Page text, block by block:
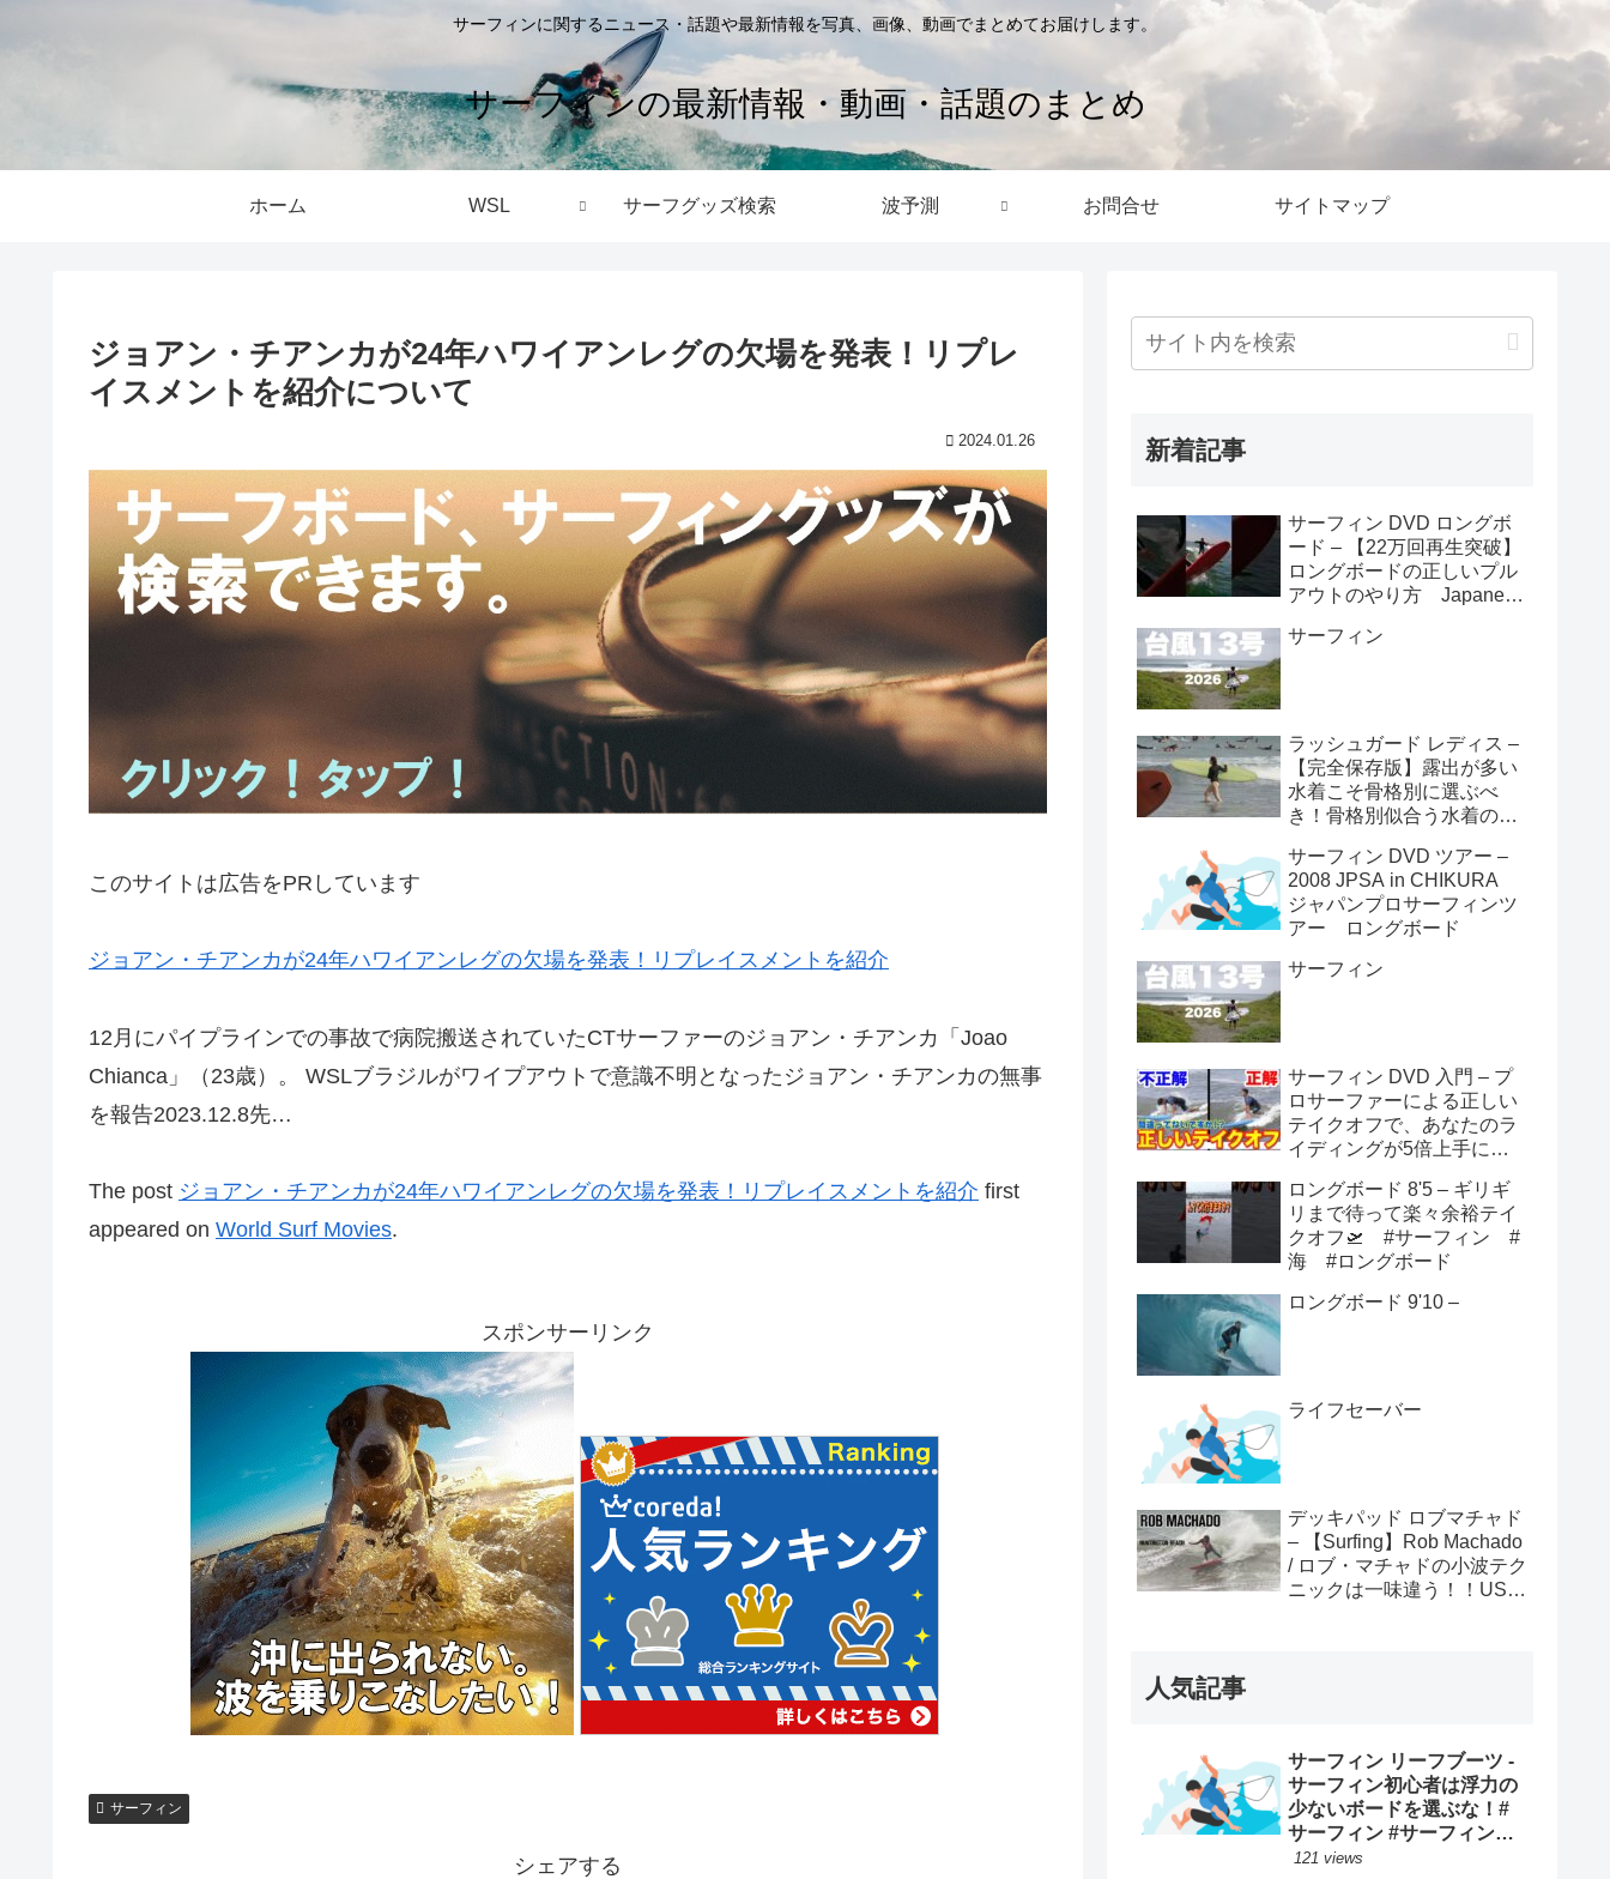
サーフィンに関するニュース・話題や最新情報を写真、画像、動画でまとめてお届けします。
サーフィンの最新情報・動画・話題のまとめ
ホーム WSL サーフグッズ検索 波予測 お問合せ サイトマップ
ジョアン・チアンカが24年ハワイアンレグの欠場を発表！リプレ
イスメントを紹介について
2024.01.26
このサイトは広告をPRしています
ジョアン・チアンカが24年ハワイアンレグの欠場を発表！リプレイスメントを紹介
12月にパイプラインでの事故で病院搬送されていたCTサーファーのジョアン・チアンカ「Joao
Chianca」（23歳）。 WSLブラジルがワイプアウトで意識不明となったジョアン・チアンカの無事
を報告2023.12.8先…
The post ジョアン・チアンカが24年ハワイアンレグの欠場を発表！リプレイスメントを紹介 first
appeared on World Surf Movies.
スポンサーリンク
サーフィン
シェアする
新着記事
サーフィン DVD ロングボ
ード – 【22万回再生突破】
ロングボードの正しいプル
アウトのやり方 Japanese
ロングボード #shorts
サーフィン
ラッシュガード レディス –
【完全保存版】露出が多い
水着こそ骨格別に選ぶべ
き！骨格別似合う水着の選
サーフィン DVD ツアー –
2008 JPSA in CHIKURA
ジャパンプロサーフィンツ
アー ロングボード
サーフィン
サーフィン DVD 入門 – プ
ロサーファーによる正しい
テイクオフで、あなたのラ
イディングが5倍上手にな
ロングボード 8'5 – ギリギ
リまで待って楽々余裕テイ
クオフ🛫 #サーフィン #
海 #ロングボード
ロングボード 9'10 –
ライフセーバー
デッキパッド ロブマチャド
– 【Surfing】Rob Machado
/ ロブ・マチャドの小波テク
ニックは一味違う！！USオ
人気記事
サーフィン リーフブーツ -
サーフィン初心者は浮力の
少ないボードを選ぶな！#
サーフィン #サーフィンス
クール #川畑友吾 #千葉 #湘
121 views